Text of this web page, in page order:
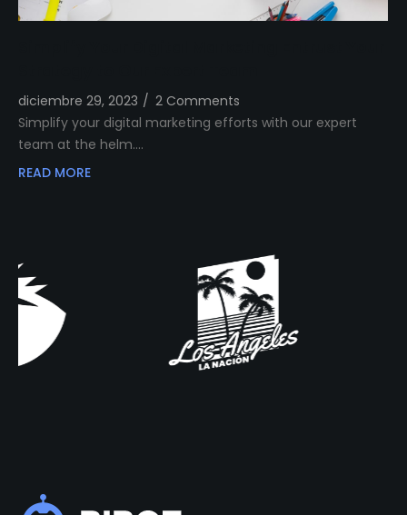
diciembre 29, 2023 / 2 Comments
Simplify your digital marketing efforts with our expert
team at the helm.…
READ MORE